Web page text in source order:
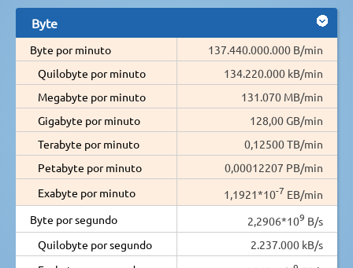
Byte
Byte por minuto
137.440.000.000 B/min
Quilobyte por minuto
134.220.000 kB/min
Megabyte por minuto
131.070 MB/min
Gigabyte por minuto
128,00 GB/min
Terabyte por minuto
0,12500 TB/min
Petabyte por minuto
0,00012207 PB/min
Exabyte por minuto
1,1921*10-7 EB/min
Byte por segundo
2,2906*109 B/s
Quilobyte por segundo
2.237.000 kB/s